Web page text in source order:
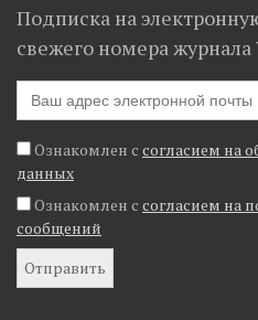
Подписка на
свежего номера
Ознакомлен с согласием на
данных
Ознакомлен с согласием на
сообщений